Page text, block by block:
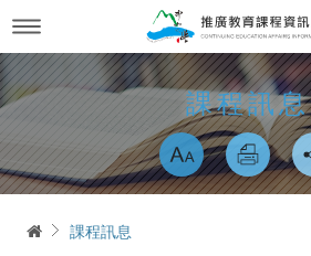
到
要
內
容
最新消息 News
關於我們 About us
交通方式
簡介
課程訊息 Course Information
政府委訓與企業合作
課程訊息
首頁課程訊息